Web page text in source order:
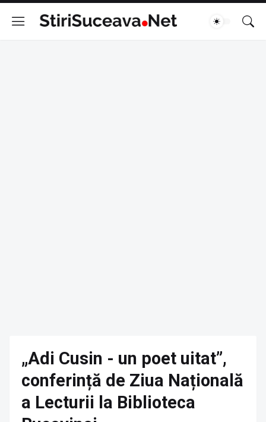
„Adi Cusin - un poet uitat”,
conferință de Ziua Națională
a Lecturii la Biblioteca